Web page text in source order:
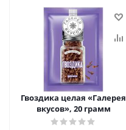
Гвоздика целая «Галерея
вкусов», 20 грамм